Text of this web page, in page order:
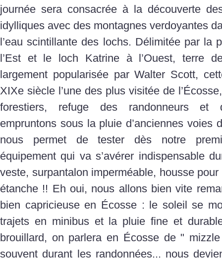
journée sera consacrée à la découverte
idylliques avec des montagnes verdoyantes
l’eau scintillante des lochs. Délimitée par la
l’Est et le loch Katrine à l’Ouest, terre
largement popularisée par Walter Scott,
XIXe siècle l’une des plus visitée de
forestiers, refuge des randonneurs et
empruntons sous la pluie d’anciennes voies
nous permet de tester dès notre
équipement qui va s’avérer indispensable
veste, surpantalon imperméable, housse
étanche !! Eh oui, nous allons bien vite
bien capricieuse en Écosse : le soleil se
trajets en minibus et la pluie fine et
brouillard, on parlera en Écosse de "
souvent durant les randonnées... nous